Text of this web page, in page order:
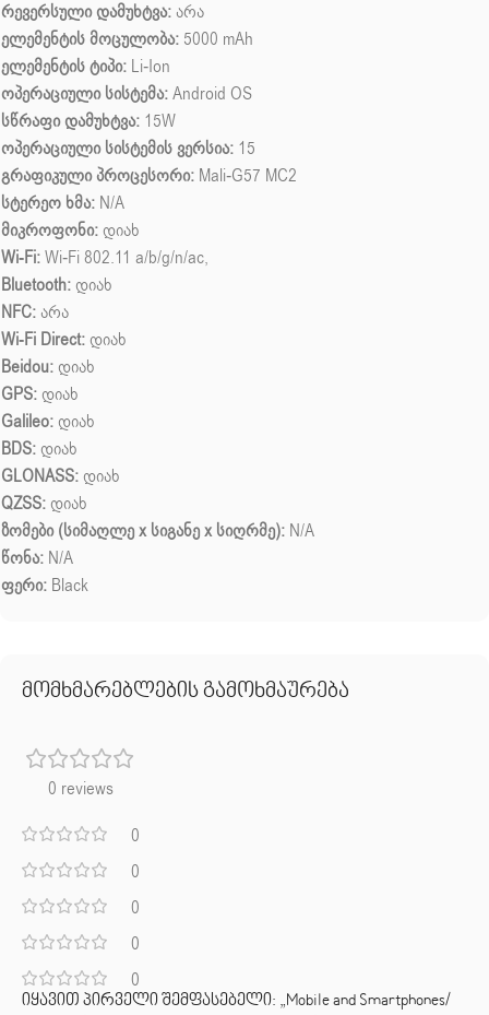
რევერსული დამუხტვა:არა
ელემენტის მოცულობა: 5000 mAh
ელემენტის ტიპი: Li-Ion
ოპერაციული სისტემა:Android OS
სწრაფი დამუხტვა: 15W
ოპერაციული სისტემის ვერსია: 15
გრაფიკული პროცესორი: Mali-G57 MC2
სტერეო ხმა: N/A
მიკროფონი: დიახ
Wi-Fi:Wi-Fi 802.11 a/b/g/n/ac,
Bluetooth: დიახ
NFC:არა
Wi-Fi Direct: დიახ
Beidou: დიახ
GPS: დიახ
Galileo: დიახ
BDS: დიახ
GLONASS: დიახ
QZSS: დიახ
ზომები (სიმაღლე x სიგანე x სიღრმე): N/A
წონა: N/A
ფერი: Black
მომხმარებლების გამოხმაურება
0 reviews
0
0
0
0
0
იყავით პირველი შემფასებელი: „Mobile and Smartphones/